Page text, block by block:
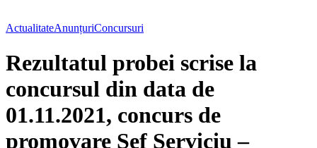
ActualitateAnunțuriConcursuri
Rezultatul probei scrise la
concursul din data de
01.11.2021, concurs de
promovare Șef Serviciu –